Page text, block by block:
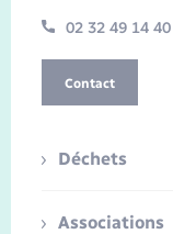
02 32 49 14 40
Contact
Déchets
Associations